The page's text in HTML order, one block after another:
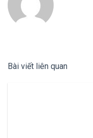
Bài viết liên quan